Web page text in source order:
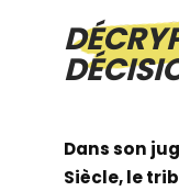
Dans son
Siècle, le